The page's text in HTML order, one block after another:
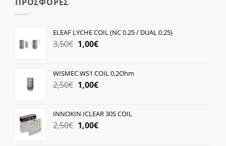
ELEAF LYCHE COIL (NC 0.25 / DUAL 0.25)
3,50€ Original
3,50€.
1,00€Η
είναι:
1,00€.
WISMEC WS1 COIL 0.2Ohm
2,50€ Original
2,50€.
1,00€Η
είναι:
1,00€.
INNOKIN ICLEAR 30S COIL
2,50€ Original
1,00€Η